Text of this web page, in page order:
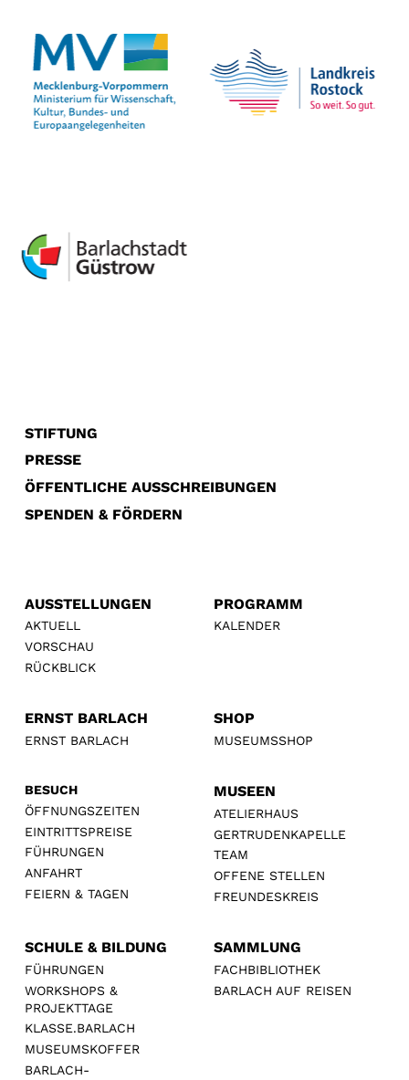
STIFTUNG
PRESSE
ÖFFENTLICHE AUSSCHREIBUNGEN
SPENDEN & FÖRDERN
AUSSTELLUNGEN
AKTUELL
VORSCHAU
RÜCKBLICK
PROGRAMM
KALENDER
ERNST BARLACH
ERNST BARLACH
SHOP
MUSEUMSSHOP
BESUCH
ÖFFNUNGSZEITEN
EINTRITTSPREISE
FÜHRUNGEN
ANFAHRT
FEIERN & TAGEN
MUSEEN
ATELIERHAUS
GERTRUDENKAPELLE
TEAM
OFFENE STELLEN
FREUNDESKREIS
SCHULE & BILDUNG
FÜHRUNGEN
WORKSHOPS &
PROJEKTTAGE
KLASSE.BARLACH
MUSEUMSKOFFER
BARLACH-
SAMMLUNG
FACHBIBLIOTHEK
BARLACH AUF REISEN